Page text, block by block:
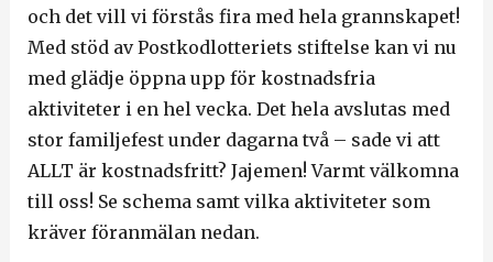
och det vill vi förstås fira med hela grannskapet!
Med stöd av Postkodlotteriets stiftelse kan vi nu
med glädje öppna upp för kostnadsfria
aktiviteter i en hel vecka. Det hela avslutas med
stor familjefest under dagarna två – sade vi att
ALLT är kostnadsfritt? Jajemen! Varmt välkomna
till oss! Se schema samt vilka aktiviteter som
kräver föranmälan nedan.